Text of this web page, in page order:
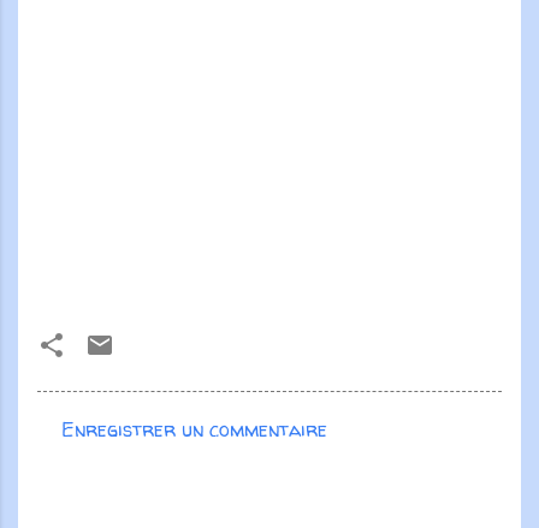
C
Enregistrer un commentaire